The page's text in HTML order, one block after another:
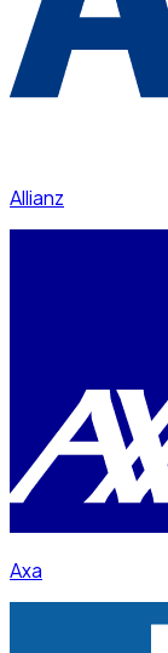
Allianz
Axa